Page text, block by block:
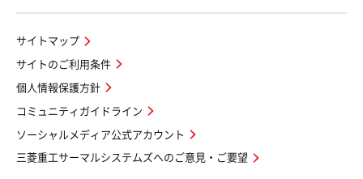
サイトマップ
サイトのご利用条件
個人情報保護方針
コミュニティガイドライン
ソーシャルメディア公式アカウント
三菱重工サーマルシステムズへのご意見・ご要望